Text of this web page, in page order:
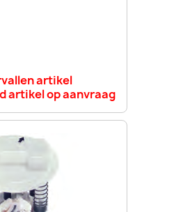
artikel
artikel op aanvraag